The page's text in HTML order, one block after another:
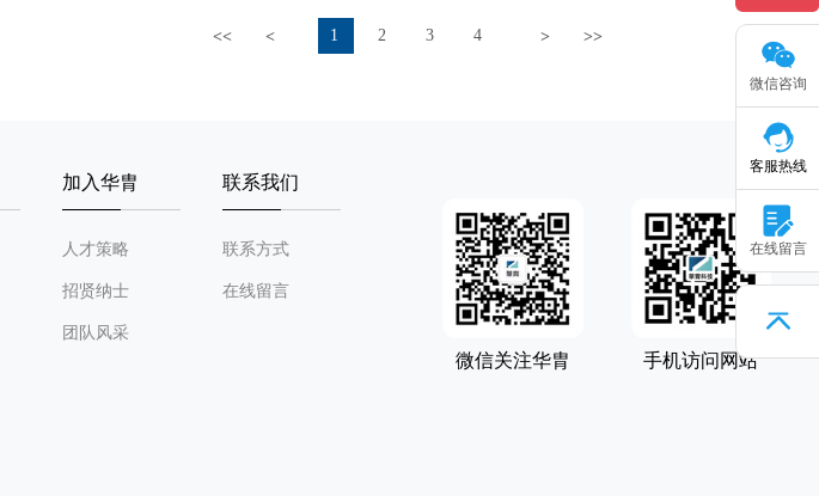
Two-wire Serial
<< < 1 2 3 4 > >>
加入华胄
人才策略
招贤纳士
团队风采
联系我们
联系方式
在线留言
微信关注华胄 手机访问网站
微信咨询
客服热线
在线留言